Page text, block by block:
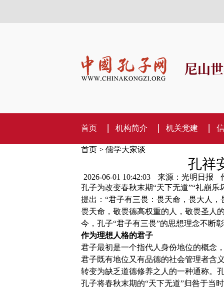
尼山
首页 机构简介 机关党建
首页> 儒学大家谈
孔祥
2026-06-01 10:42:03 来源：光明日报
孔子为改变春秋末期“天下无道”“礼崩
提出：“君子有三畏：畏天命，畏大人
畏天命，敬畏德高权重的人，敬畏圣人
今，孔子“君子有三畏”的思想理念不断
作为理想人格的君子
君子最初是一个指代人身份地位的概念
君子既有地位又有品德的社会管理者含
转变为缺乏道德修养之人的一种通称。
孔子将春秋末期的“天下无道”归咎于当